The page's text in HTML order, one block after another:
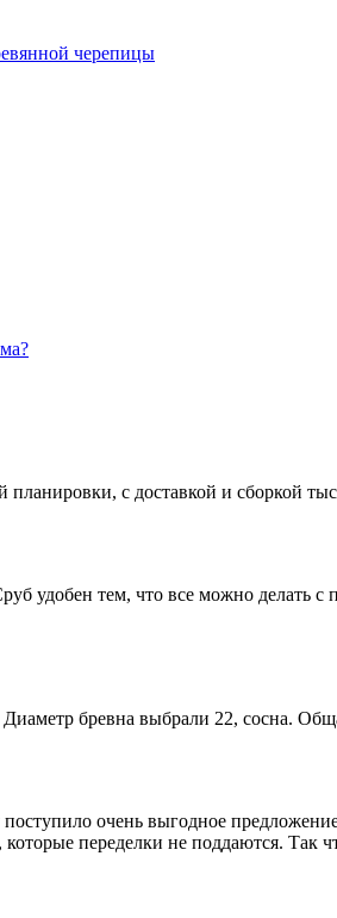
черепицы
с доставкой и сборкой
удобен тем, что все можно
бревна выбрали 22, сосна.
очень выгодное
переделки не поддаются. Так